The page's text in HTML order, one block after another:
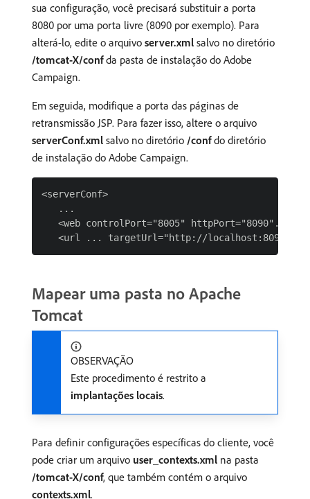
sua configuração, você precisará substituir a porta
8080 por uma porta livre (8090 por exemplo). Para
alterá-lo, edite o arquivo server.xml salvo no diretório
/tomcat-X/confda pasta de instalação do Adobe
Campaign.
Em seguida, modifique a porta das páginas de
retransmissão JSP. Para fazer isso, altere o arquivo
serverConf.xml salvo no diretório /confdo diretório
de instalação do Adobe Campaign.
<serverConf>
   ...
   <web controlPort="8005" httpPort="8090"...
Mapear uma pasta no Apache
Tomcat
OBSERVAÇÃO
Este procedimento é restrito a
implantações locais.
Para definir configurações específicas do cliente, você
pode criar um arquivo user_contexts.xml na pasta
/tomcat-X/conf, que também contém o arquivo
contexts.xml.